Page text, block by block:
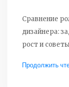
Сравнение
дизайнера:
рост и
Продолжить